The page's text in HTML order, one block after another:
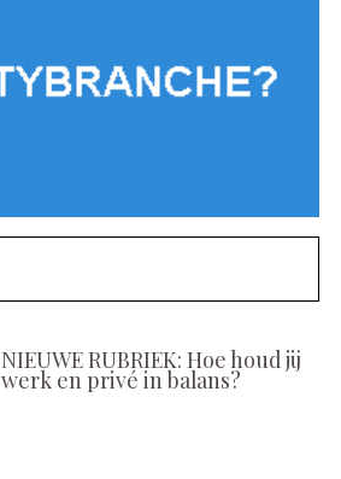
NIEUWE RUBRIEK: Hoe houd jij
werk en privé in balans?